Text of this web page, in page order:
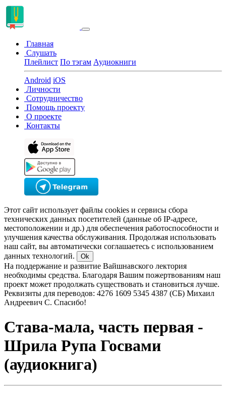
Главная
Слушать
Плейлист По тэгам Аудиокниги
Android iOS
Личности
Сотрудничество
Помощь проекту
О проекте
Контакты
Этот сайт использует файлы cookies и сервисы сбора
технических данных посетителей (данные об IP-адресе,
местоположении и др.) для обеспечения работоспособности и
улучшения качества обслуживания. Продолжая использовать
наш сайт, вы автоматически соглашаетесь с использованием
данных технологий.
Ok
На поддержание и развитие Вайшнавского лектория
необходимы средства. Благодаря Вашим пожертвованиям наш
проект может продолжать существовать и становиться лучше.
Реквизиты для переводов: 4276 1609 5345 4387 (СБ) Михаил
Андреевич С. Спасибо!
Става-мала, часть первая -
Шрила Рупа Госвами
(аудиокнига)